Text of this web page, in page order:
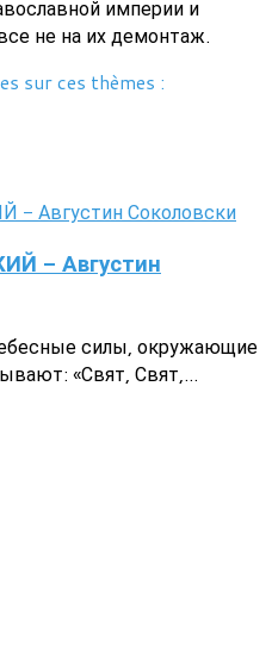
империи и
не на их демонтаж.
sur ces thèmes :
- Августин
силы, окружающие
«Свят, Свят,...